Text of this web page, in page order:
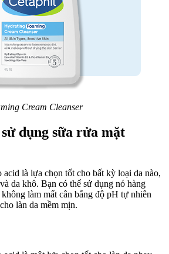
Cream Cleanser
dụng sữa rửa mặt
acid là lựa chọn tốt cho bất kỳ loại da nào,
da khô. Bạn có thể sử dụng nó hàng
làm mất cân bằng độ pH tự nhiên
làn da mềm mịn.